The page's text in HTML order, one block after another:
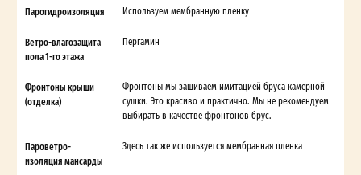
Парогидроизоляция Используем мембранную пленку
Ветро-влагозащита
пола 1-го этажа
Пергамин
Фронтоны крыши
(отделка)
Фронтоны мы зашиваем имитацией бруса камерной
сушки. Это красиво и практично. Мы не рекомендуем
выбирать в качестве фронтонов брус.
Пароветро-
изоляция мансарды
Здесь так же используется мембранная пленка